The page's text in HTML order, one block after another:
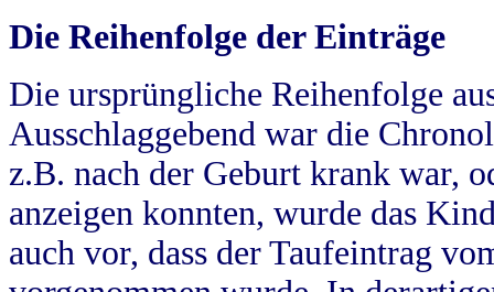
Die Reihenfolge der Einträge
Die ursprüngliche Reihenfolge
Ausschlaggebend war die
z.B. nach der Geburt krank war,
anzeigen konnten, wurde das
auch vor, dass der Taufeintrag